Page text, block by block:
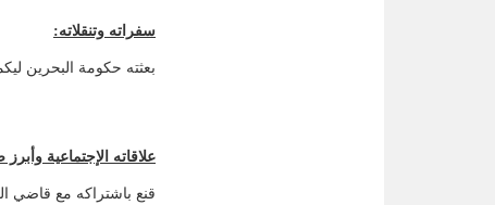
سفراته وتنقلاته:
بعثته حكومة البحرين
علاقاته الإجتماعية وأبرز
قنع باشتراكه مع قاضي